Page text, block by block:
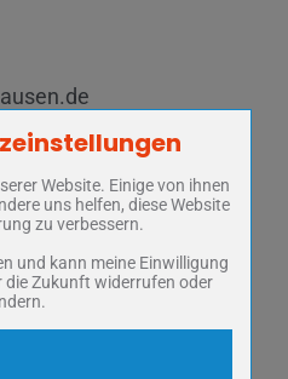
frei
Cookies / Drittanbieter:
Cookie
dieser Website
fe_typo_user
Website. Einige von ihnen
uns helfen, diese Website
zu verbessern.
und kann meine Einwilligung
die Zukunft widerrufen oder